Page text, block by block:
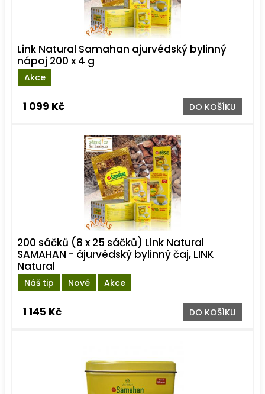
Akce
Link Natural Samahan ajurvédský bylinný
nápoj 200 x 4 g
1 099 Kč DO KOŠÍKU
Náš tip Nové Akce
200 sáčků (8 x 25 sáčků) Link Natural
SAMAHAN - ájurvédský bylinný čaj, LINK
Natural
1 145 Kč DO KOŠÍKU